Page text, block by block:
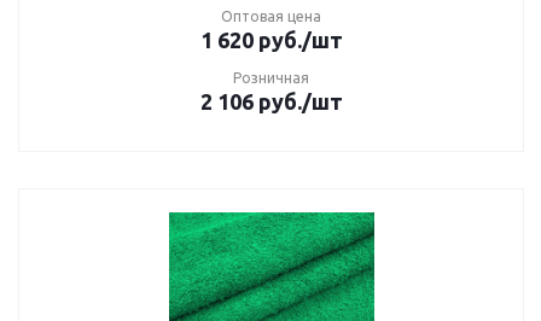
Оптовая цена
1 620руб./шт
Розничная
2 106руб./шт